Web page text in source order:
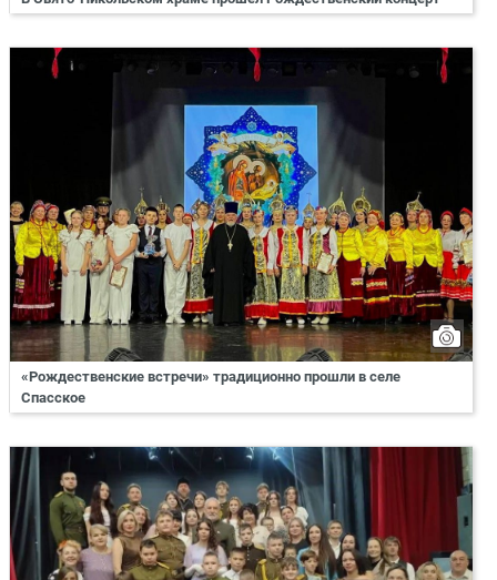
«Рождественские встречи» традиционно прошли в селе
Спасское